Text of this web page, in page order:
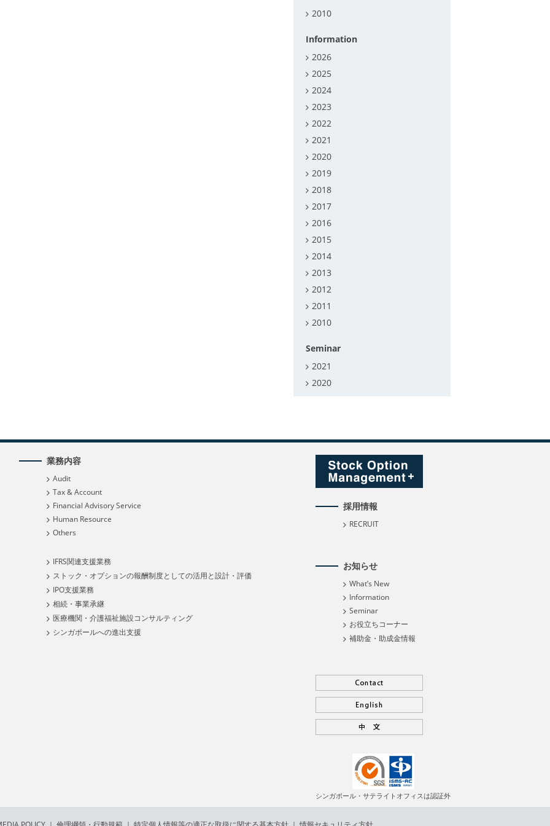
2010
Information
2026
2025
2024
2023
2022
2021
2020
2019
2018
2017
2016
2015
2014
2013
2012
2011
2010
Seminar
2021
2020
業務内容
Audit
Tax & Account
Financial Advisory Service
Human Resource
Others
IFRS関連支援業務
ストック・オプションの報酬制度としての活用と設計・評価
IPO支援業務
相続・事業承継
医療機関・介護福祉施設コンサルティング
シンガポールへの進出支援
採用情報
RECRUIT
お知らせ
What’s New
Information
Seminar
お役立ちコーナー
補助金・助成金情報
シンガポール・サテライトオフィスは認証外